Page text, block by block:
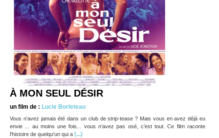
À MON SEUL DÉSIR
un film de : Lucie Borleteau
Vous n’avez jamais été dans un club de strip-tease ? Mais vous en avez déjà eu
envie ... au moins une fois... vous n’avez pas osé, c’est tout. Ce film raconte
l'histoire de quelqu'un qui a (...)